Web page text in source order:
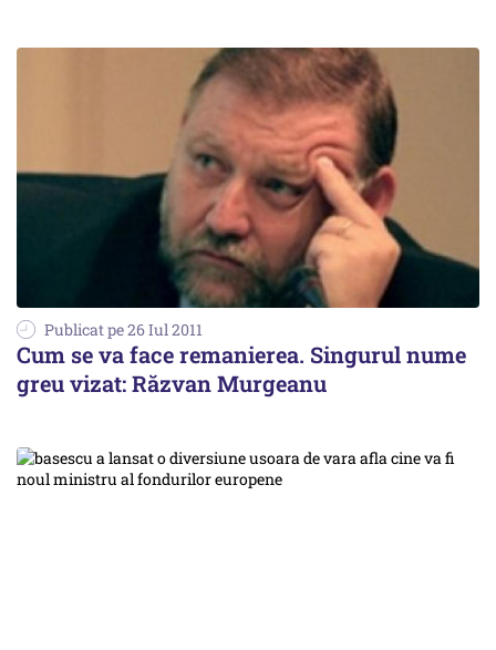
Publicat pe 26 Iul 2011
Cum se va face remanierea. Singurul nume
greu vizat: Răzvan Murgeanu